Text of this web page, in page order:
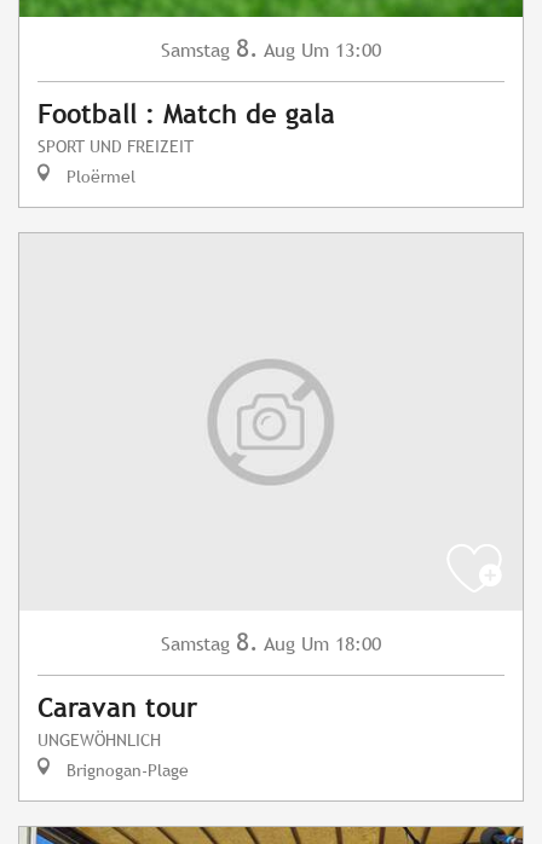
Samstag 8. Aug Um 13:00
Football : Match de gala
SPORT UND FREIZEIT
Ploërmel
Samstag 8. Aug Um 18:00
Caravan tour
UNGEWÖHNLICH
Brignogan-Plage